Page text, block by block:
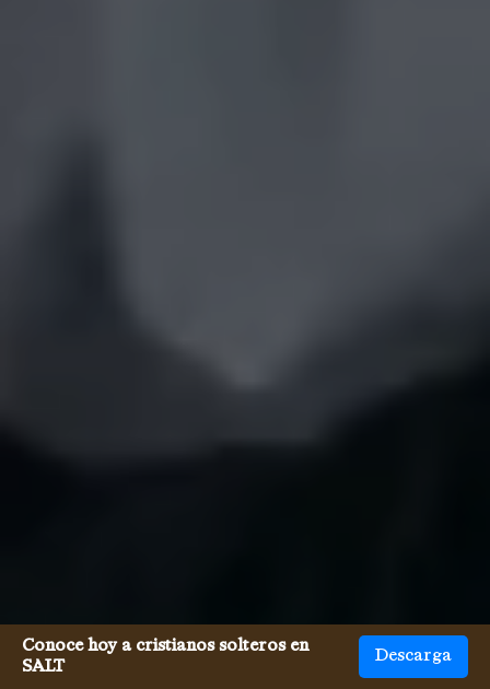
Conoce hoy a cristianos solteros en
SALT
Descarga